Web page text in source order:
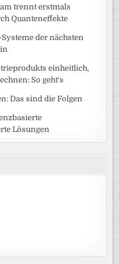
trennt erstmals
Quanteneffekte
der nächsten
einheitlich,
So geht‘s
Das sind die Folgen
Lösungen